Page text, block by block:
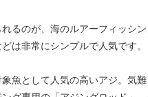
るのが、海のルアーフィッシ
は非常にシンプルで人気です。
魚として人気の高いアジ。気